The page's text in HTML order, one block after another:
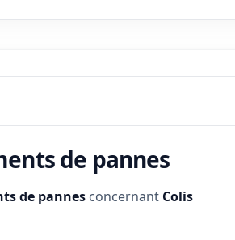
de pannes
de pannes concernant Colis